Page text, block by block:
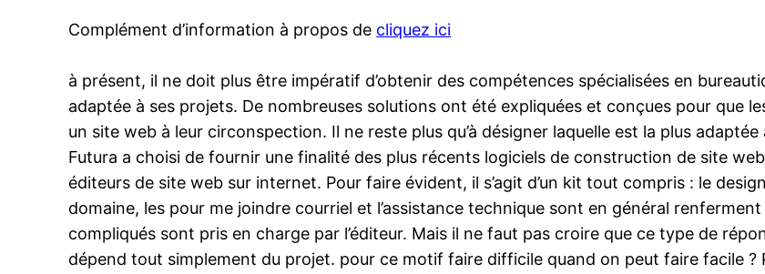
Complément d’information à propos de cliquez ici
à présent, il ne doit plus être impératif d’obtenir des compétences spécialisées en
adaptée à ses projets. De nombreuses solutions ont été expliquées et conçues pour que
un site web à leur circonspection. Il ne reste plus qu’à désigner laquelle est la plus
Futura a choisi de fournir une finalité des plus récents logiciels de construction de site
éditeurs de site web sur internet. Pour faire évident, il s’agit d’un kit tout compris : le
domaine, les pour me joindre courriel et l’assistance technique sont en général
compliqués sont pris en charge par l’éditeur. Mais il ne faut pas croire que ce type de
dépend tout simplement du projet. pour ce motif faire difficile quand on peut faire facile